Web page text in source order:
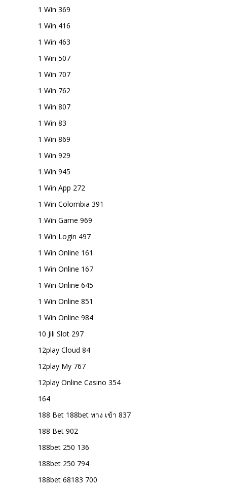
1 Win 369
1 Win 416
1 Win 463
1 Win 507
1 Win 707
1 Win 762
1 Win 807
1 Win 83
1 Win 869
1 Win 929
1 Win 945
1 Win App 272
1 Win Colombia 391
1 Win Game 969
1 Win Login 497
1 Win Online 161
1 Win Online 167
1 Win Online 645
1 Win Online 851
1 Win Online 984
10 Jili Slot 297
12play Cloud 84
12play My 767
12play Online Casino 354
164
188 Bet 188bet ทาง เข้า 837
188 Bet 902
188bet 250 136
188bet 250 794
188bet 68183 700